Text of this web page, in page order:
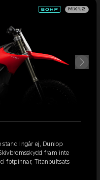
MX1.2
stand Ingår ej, Dunlop
fram inte
fotpinnar, Titanbultsats